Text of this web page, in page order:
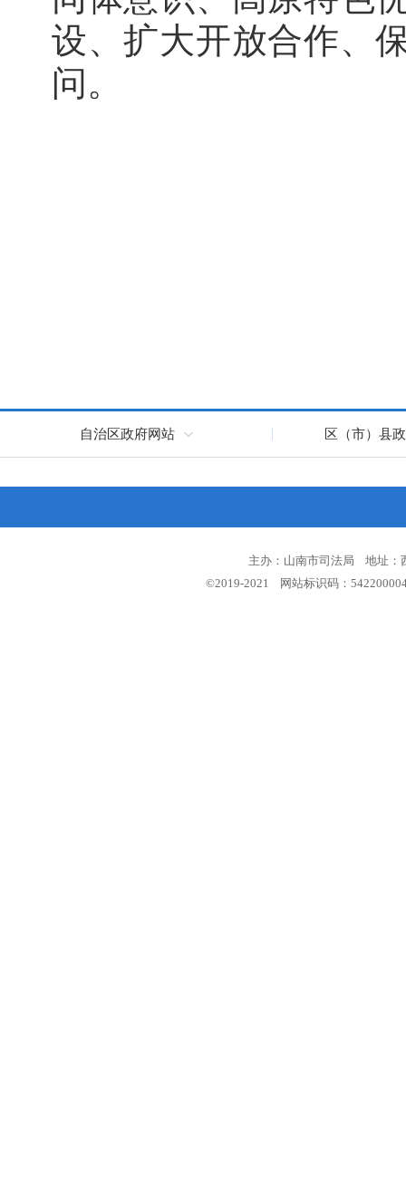
设、扩大开放合作、
问。
自治区政府网站 区（市）县
主办：山南市司法局 地址：
©2019-2021 网站标识码：